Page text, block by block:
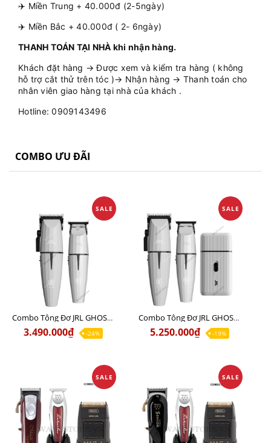
✈️ Miền Trung + 40.000đ (2-5ngày)
✈️ Miền Bắc + 40.000đ ( 2- 6ngày)
THANH TOÁN TẠI NHÀ khi nhận hàng.
Khách đặt hàng → Được xem và kiểm tra hàng ( không
hỗ trợ cắt thử trên tóc )→ Nhận hàng → Thanh toán cho
nhân viên giao hàng tại nhà của khách .
Hotline: 0909143496
COMBO ƯU ĐÃI
SALE
Combo Tông Đơ JRL GHOST 1 Limited Edition Chính Hãng USA
3.490.000₫ -24%
SALE
Combo Tông Đơ JRL GHOST 2 Limited Edition Chính Hãng USA
5.250.000₫ -19%
SALE SALE